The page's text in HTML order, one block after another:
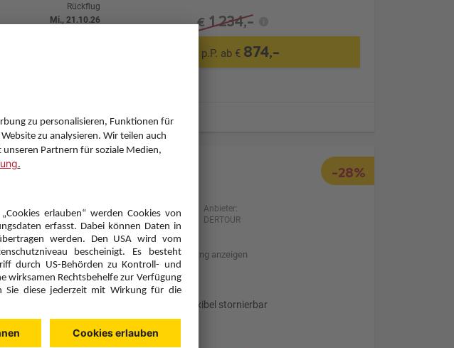
Rückflug
Mi., 21.10.26
€ 1.234,-
p.P. ab € 874,-
-28%
(DDL)
Anbieter:
DERTOUR
Hotelbeschreibung anzeigen
Transfer
Optional: Flexibel stornierbar